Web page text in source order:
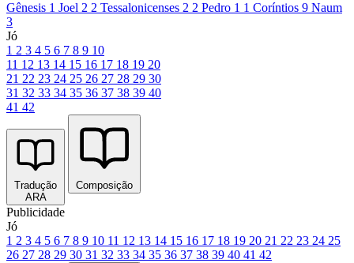
Gênesis 1 Joel 2 2 Tessalonicenses 2 2 Pedro 1 1 Coríntios 9 Naum
3
Jó
1 2 3 4 5 6 7 8 9 10
11 12 13 14 15 16 17 18 19 20
21 22 23 24 25 26 27 28 29 30
31 32 33 34 35 36 37 38 39 40
41 42
Tradução
ARA
Composição
Publicidade
Jó
1 2 3 4 5 6 7 8 9 10 11 12 13 14 15 16 17 18 19 20 21 22 23 24 25
26 27 28 29 30 31 32 33 34 35 36 37 38 39 40 41 42